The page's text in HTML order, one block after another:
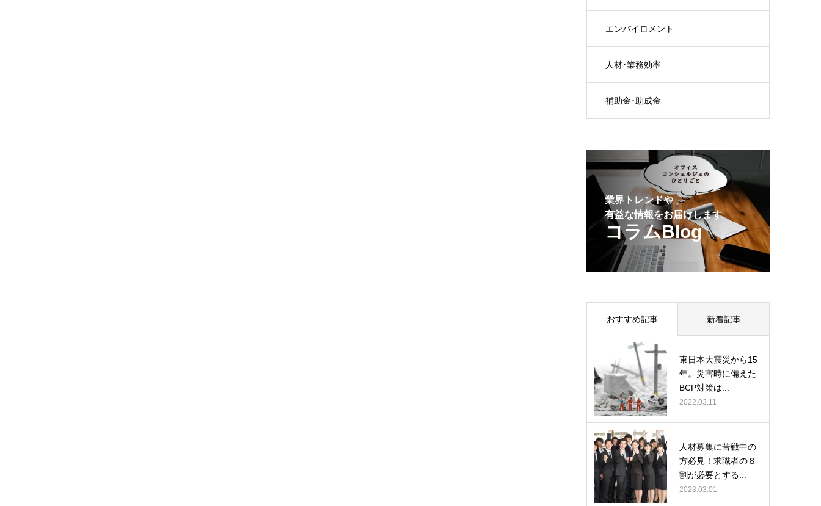
エンバイロメント
人材･業務効率
補助金･助成金
業界トレンドや
有益な情報をお届けします
コラムBlog
おすすめ記事 新着記事
東日本大震災から15
年。災害時に備えた
BCP対策は...
2022.03.11
人材募集に苦戦中の
方必見！求職者の８
割が必要とする...
2023.03.01